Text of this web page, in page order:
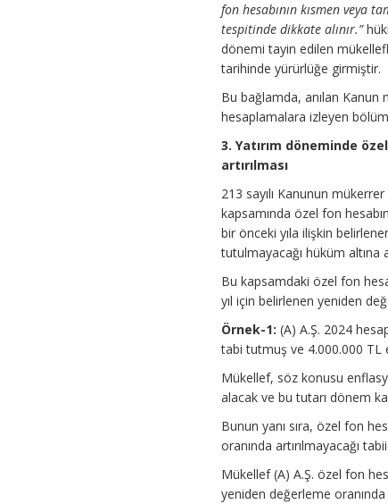
fon hesabının kısmen veya
tespitinde dikkate alınır.”
dönemi tayin edilen
tarihinde yürürlüğe girmiştir.
Bu bağlamda, anılan Kanun
hesaplamalara izleyen
3. Yatırım döneminde
artırılması
213 sayılı Kanunun
kapsamında özel fon
bir önceki yıla ilişkin
tutulmayacağı hüküm altına
Bu kapsamdaki özel fon
yıl için belirlenen yeniden
Örnek-1: (A) A.Ş. 2024
tabi tutmuş ve 4.000.000 TL
Mükellef, söz konusu
alacak ve bu tutarı dönem
Bunun yanı sıra, özel fon
oranında artırılmayacağı
Mükellef (A) A.Ş. özel fon
yeniden değerleme